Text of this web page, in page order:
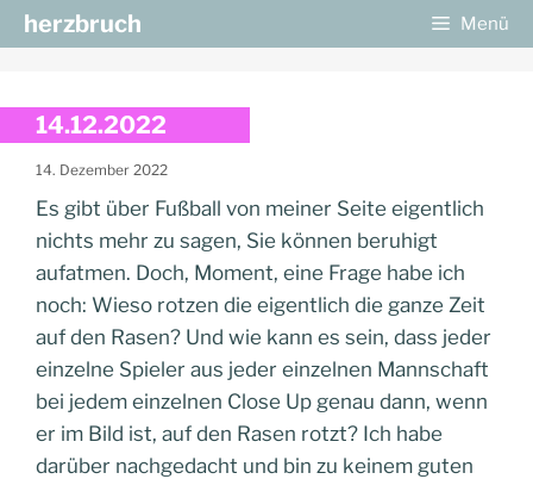
Zum
Inhalt
herzbruch Menü
14.12.2022
14. Dezember 2022
Es gibt über Fußball von meiner Seite eigentlich
nichts mehr zu sagen, Sie können beruhigt
aufatmen. Doch, Moment, eine Frage habe ich
noch: Wieso rotzen die eigentlich die ganze Zeit
auf den Rasen? Und wie kann es sein, dass jeder
einzelne Spieler aus jeder einzelnen Mannschaft
bei jedem einzelnen Close Up genau dann, wenn
er im Bild ist, auf den Rasen rotzt? Ich habe
darüber nachgedacht und bin zu keinem guten